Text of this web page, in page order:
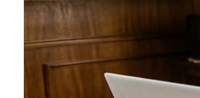
EL NUEVE STREAMS